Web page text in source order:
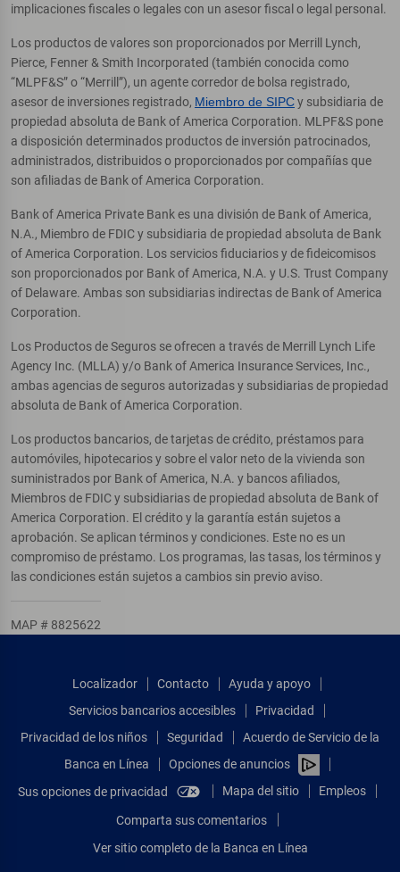
implicaciones fiscales o legales con un asesor fiscal o legal personal.
Los productos de valores son proporcionados por Merrill Lynch,
Pierce, Fenner & Smith Incorporated (también conocida como
“MLPF&S” o “Merrill”), un agente corredor de bolsa registrado,
asesor de inversiones registrado, Miembro de SIPCy subsidiaria de
propiedad absoluta de Bank of America Corporation. MLPF&S pone
a disposición determinados productos de inversión patrocinados,
administrados, distribuidos o proporcionados por compañías que
son afiliadas de Bank of America Corporation.
Bank of America Private Bank es una división de Bank of America,
N.A., Miembro de FDIC y subsidiaria de propiedad absoluta de Bank
of America Corporation. Los servicios fiduciarios y de fideicomisos
son proporcionados por Bank of America, N.A. y U.S. Trust Company
of Delaware. Ambas son subsidiarias indirectas de Bank of America
Corporation.
Los Productos de Seguros se ofrecen a través de Merrill Lynch Life
Agency Inc. (MLLA) y/o Bank of America Insurance Services, Inc.,
ambas agencias de seguros autorizadas y subsidiarias de propiedad
absoluta de Bank of America Corporation.
Los productos bancarios, de tarjetas de crédito, préstamos para
automóviles, hipotecarios y sobre el valor neto de la vivienda son
suministrados por Bank of America, N.A. y bancos afiliados,
Miembros de FDIC y subsidiarias de propiedad absoluta de Bank of
America Corporation. El crédito y la garantía están sujetos a
aprobación. Se aplican términos y condiciones. Este no es un
compromiso de préstamo. Los programas, las tasas, los términos y
las condiciones están sujetos a cambios sin previo aviso.
MAP # 8825622
Localizador Contacto
Ayuda y apoyo
Servicios bancarios accesibles
Privacidad
Privacidad de los niños
Seguridad
Acuerdo de Servicio de la
Banca en Línea
Opciones de anuncios
Sus opciones de privacidad
Mapa del sitio Empleos
Comparta sus comentarios
Ver sitio completo de la Banca en Línea